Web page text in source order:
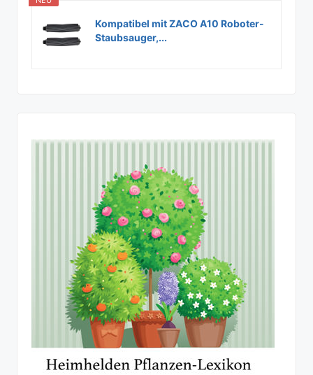
Kompatibel mit ZACO A10 Roboter-
Staubsauger,...